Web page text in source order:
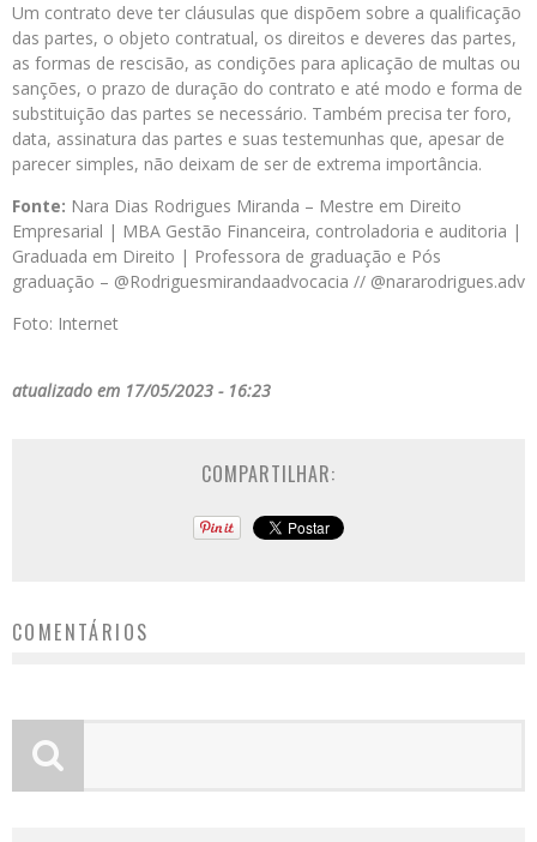
Um contrato deve ter cláusulas que dispõem sobre a qualificação
das partes, o objeto contratual, os direitos e deveres das partes,
as formas de rescisão, as condições para aplicação de multas ou
sanções, o prazo de duração do contrato e até modo e forma de
substituição das partes se necessário. Também precisa ter foro,
data, assinatura das partes e suas testemunhas que, apesar de
parecer simples, não deixam de ser de extrema importância.
Fonte: Nara Dias Rodrigues Miranda – Mestre em Direito
Empresarial | MBA Gestão Financeira, controladoria e auditoria |
Graduada em Direito | Professora de graduação e Pós
graduação – @Rodriguesmirandaadvocacia // @nararodrigues.adv
Foto: Internet
atualizado em 17/05/2023 - 16:23
COMPARTILHAR:
COMENTÁRIOS